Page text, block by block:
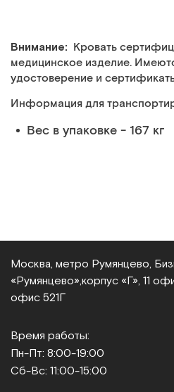
Внимание: Кровать
медицинское изделие.
удостоверение и
Информация для
Вес в упаковке - 167 кг
Москва, метро Румянцево,
«Румянцево», корпус «Г», 11
офис 521Г
Время работы:
Пн-Пт: 8:00-19:00
Сб-Вс: 11:00-15:00